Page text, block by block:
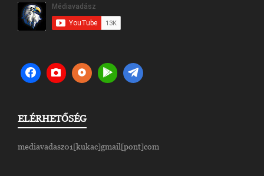
ELÉRHETŐSÉG
mediavadasz01[kukac]gmail[pont]com